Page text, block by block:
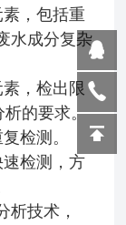
，包括重
水成分复杂
，检出限
析的要求。
检测。
检测，方
析技术，